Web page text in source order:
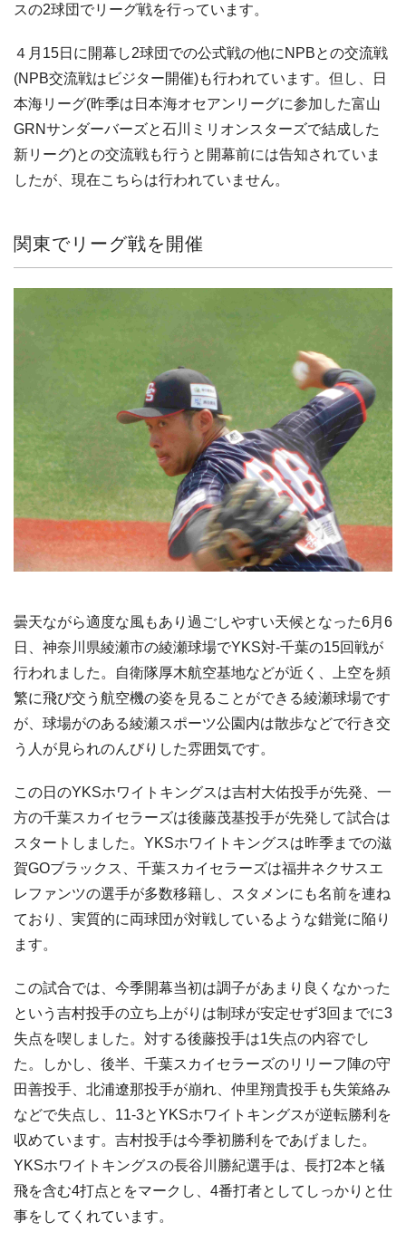
スの2球団でリーグ戦を行っています。
４月15日に開幕し2球団での公式戦の他にNPBとの交流戦
(NPB交流戦はビジター開催)も行われています。但し、日
本海リーグ(昨季は日本海オセアンリーグに参加した富山
GRNサンダーバーズと石川ミリオンスターズで結成した
新リーグ)との交流戦も行うと開幕前には告知されていま
したが、現在こちらは行われていません。
関東でリーグ戦を開催
曇天ながら適度な風もあり過ごしやすい天候となった6月6
日、神奈川県綾瀬市の綾瀬球場でYKS対-千葉の15回戦が
行われました。自衛隊厚木航空基地などが近く、上空を頻
繁に飛び交う航空機の姿を見ることができる綾瀬球場です
が、球場がのある綾瀬スポーツ公園内は散歩などで行き交
う人が見られのんびりした雰囲気です。
この日のYKSホワイトキングスは吉村大佑投手が先発、一
方の千葉スカイセラーズは後藤茂基投手が先発して試合は
スタートしました。YKSホワイトキングスは昨季までの滋
賀GOブラックス、千葉スカイセラーズは福井ネクサスエ
レファンツの選手が多数移籍し、スタメンにも名前を連ね
ており、実質的に両球団が対戦しているような錯覚に陥り
ます。
この試合では、今季開幕当初は調子があまり良くなかった
という吉村投手の立ち上がりは制球が安定せず3回までに3
失点を喫しました。対する後藤投手は1失点の内容でし
た。しかし、後半、千葉スカイセラーズのリリーフ陣の守
田善投手、北浦遼那投手が崩れ、仲里翔貴投手も失策絡み
などで失点し、11-3とYKSホワイトキングスが逆転勝利を
収めています。吉村投手は今季初勝利をであげました。
YKSホワイトキングスの長谷川勝紀選手は、長打2本と犠
飛を含む4打点とをマークし、4番打者としてしっかりと仕
事をしてくれています。